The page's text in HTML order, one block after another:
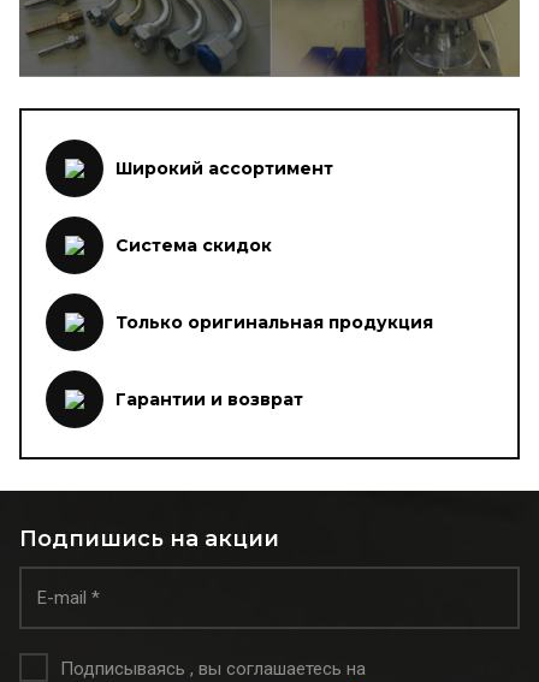
Широкий ассортимент
Система скидок
Только оригинальная продукция
Гарантии и возврат
Подпишись на акции
Подписываясь , вы соглашаетесь на